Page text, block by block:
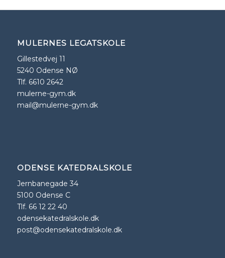
MULERNES LEGATSKOLE
Gillestedvej 11
5240 Odense NØ
Tlf. 6610 2642
mulerne-gym.dk
mail@mulerne-gym.dk
ODENSE KATEDRALSKOLE
Jernbanegade 34
5100 Odense C
Tlf. 66 12 22 40
odensekatedralskole.dk
post@odensekatedralskole.dk